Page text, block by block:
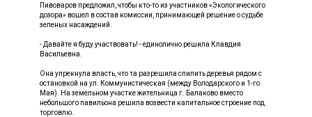
Пивоваров предложил, чтобы кто-то из участников «Экологического
дозора» вошел в состав комиссии, принимающей решение о судьбе
зеленых насаждений.
- Давайте я буду участвовать! - единолично решила Клавдия
Васильевна.
Она упрекнула власть, что та разрешила спилить деревья рядом с
остановкой на ул. Коммунистическая (между Володарского и 1-го
Мая). На земельном участке жительница г. Балаково вместо
небольшого павильона решила возвести капитальное строение под
торговлю.